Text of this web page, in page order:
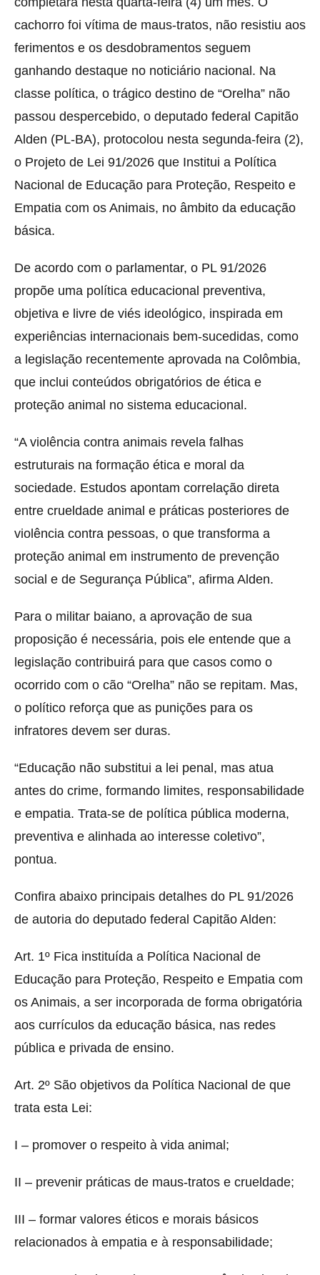
cachorro foi vítima de maus-tratos, não resistiu aos
ferimentos e os desdobramentos seguem
ganhando destaque no noticiário nacional. Na
classe política, o trágico destino de “Orelha” não
passou despercebido, o deputado federal Capitão
Alden (PL-BA), protocolou nesta segunda-feira (2),
o Projeto de Lei 91/2026 que Institui a Política
Nacional de Educação para Proteção, Respeito e
Empatia com os Animais, no âmbito da educação
básica.
De acordo com o parlamentar, o PL 91/2026
propõe uma política educacional preventiva,
objetiva e livre de viés ideológico, inspirada em
experiências internacionais bem-sucedidas, como
a legislação recentemente aprovada na Colômbia,
que inclui conteúdos obrigatórios de ética e
proteção animal no sistema educacional.
“A violência contra animais revela falhas
estruturais na formação ética e moral da
sociedade. Estudos apontam correlação direta
entre crueldade animal e práticas posteriores de
violência contra pessoas, o que transforma a
proteção animal em instrumento de prevenção
social e de Segurança Pública”, afirma Alden.
Para o militar baiano, a aprovação de sua
proposição é necessária, pois ele entende que a
legislação contribuirá para que casos como o
ocorrido com o cão “Orelha” não se repitam. Mas,
o político reforça que as punições para os
infratores devem ser duras.
“Educação não substitui a lei penal, mas atua
antes do crime, formando limites, responsabilidade
e empatia. Trata-se de política pública moderna,
preventiva e alinhada ao interesse coletivo”,
pontua.
Confira abaixo principais detalhes do PL 91/2026
de autoria do deputado federal Capitão Alden:
Art. 1º Fica instituída a Política Nacional de
Educação para Proteção, Respeito e Empatia com
os Animais, a ser incorporada de forma obrigatória
aos currículos da educação básica, nas redes
pública e privada de ensino.
Art. 2º São objetivos da Política Nacional de que
trata esta Lei:
I – promover o respeito à vida animal;
II – prevenir práticas de maus-tratos e crueldade;
III – formar valores éticos e morais básicos
relacionados à empatia e à responsabilidade;